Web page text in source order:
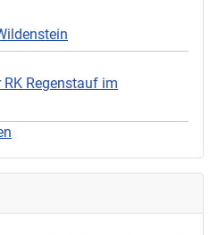
Regenstauf im